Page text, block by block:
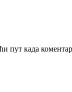
пут када